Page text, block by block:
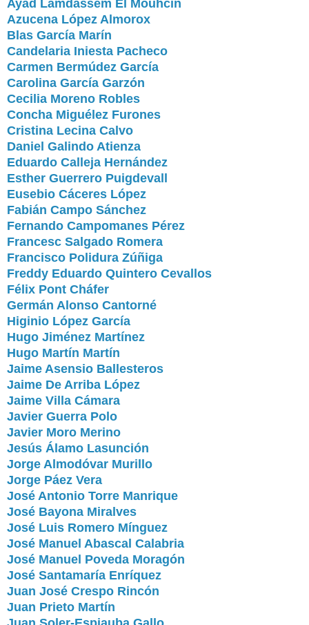
Ayad Lamdassem El Mouhcin
Azucena López Almorox
Blas García Marín
Candelaria Iniesta Pacheco
Carmen Bermúdez García
Carolina García Garzón
Cecilia Moreno Robles
Concha Miguélez Furones
Cristina Lecina Calvo
Daniel Galindo Atienza
Eduardo Calleja Hernández
Esther Guerrero Puigdevall
Eusebio Cáceres López
Fabián Campo Sánchez
Fernando Campomanes Pérez
Francesc Salgado Romera
Francisco Polidura Zúñiga
Freddy Eduardo Quintero Cevallos
Félix Pont Cháfer
Germán Alonso Cantorné
Higinio López García
Hugo Jiménez Martínez
Hugo Martín Martín
Jaime Asensio Ballesteros
Jaime De Arriba López
Jaime Villa Cámara
Javier Guerra Polo
Javier Moro Merino
Jesús Álamo Lasunción
Jorge Almodóvar Murillo
Jorge Páez Vera
José Antonio Torre Manrique
José Bayona Miralves
José Luis Romero Mínguez
José Manuel Abascal Calabria
José Manuel Poveda Moragón
José Santamaría Enríquez
Juan José Crespo Rincón
Juan Prieto Martín